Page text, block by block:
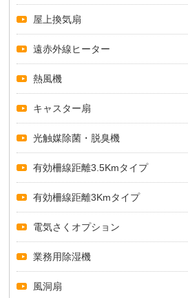
屋上換気扇
遠赤外線ヒーター
熱風機
キャスター扇
光触媒除菌・脱臭機
有効柵線距離3.5Kmタイプ
有効柵線距離3Kmタイプ
電気さくオプション
業務用除湿機
風洞扇